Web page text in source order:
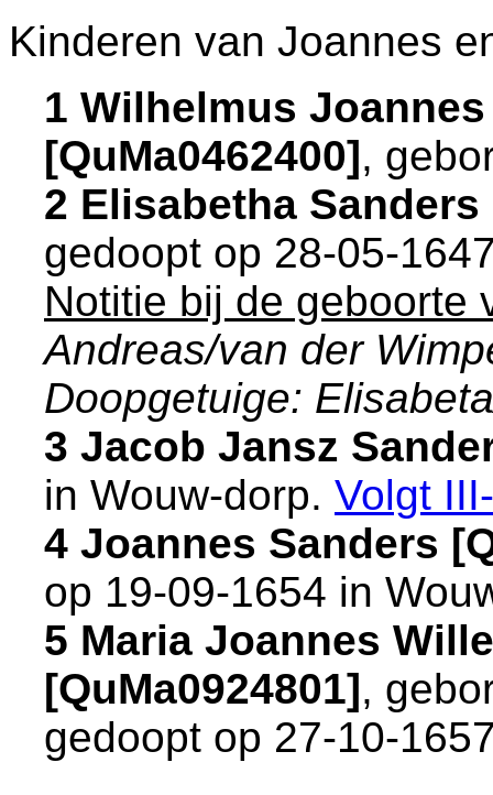
Kinderen van Joannes
1 Wilhelmus
[QuMa0462400],
2 Elisabetha Sanders
gedoopt op 28-05-
Notitie bij de geboorte
Andreas/van der
Doopgetuige:
3 Jacob Jansz
in Wouw-dorp. Volgt
4 Joannes Sanders
op 19-09-1654 in
5 Maria Joannes
[QuMa0924801],
gedoopt op 27-10-